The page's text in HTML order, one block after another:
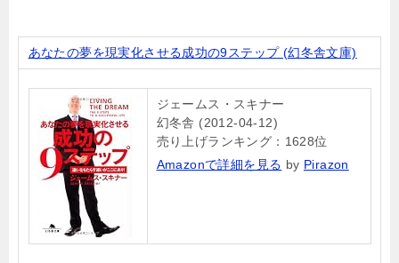
あなたの夢を現実化させる成功の9ステップ (幻冬舎文庫)
ジェームス・スキナー
幻冬舎 (2012-04-12)
売り上げランキング：1628位
Amazonで詳細を見る by Pirazon